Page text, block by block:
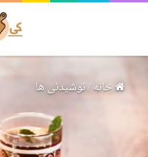
خانه/نوشیدنی ها